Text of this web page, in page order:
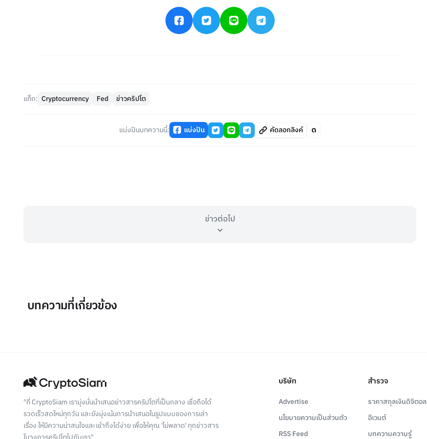
แท็ก: Cryptocurrency Fed ข่าวคริปโต
แบ่งปันบทความนี้: แบ่งปัน คัดลอกลิงค์
ข่าวต่อไป
บทความที่เกี่ยวข้อง
"ที่ CryptoSiam เรามุ่งมั่นนำเสนอข่าวสารคริปโตที่เป็นกลาง เชื่อถือได้
รวดเร็วสดใหม่ทุกวัน และยังมุ่งเน้นการนำเสนอในรูปแบบของการเล่า
เรื่อง ให้มีความน่าสนใจและเข้าถึงได้ง่าย เพื่อให้คุณ 'ไม่พลาด' ทุกข่าวสาร
บริษัท
Advertise
นโยบายความเป็นส่วนตัว
RSS Feed
สำรวจ
ราคาสกุลเงินดิจิตอล
อีเวนต์
บทความความรู้